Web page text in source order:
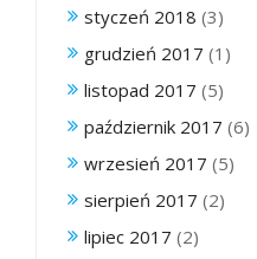
styczeń 2018 (3)
grudzień 2017 (1)
listopad 2017 (5)
październik 2017 (6)
wrzesień 2017 (5)
sierpień 2017 (2)
lipiec 2017 (2)